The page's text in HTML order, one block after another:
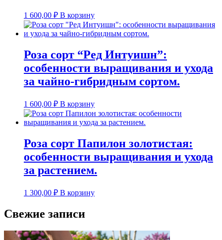
1 600,00 ₽ В корзину
Роза сорт “Ред Интуишн”:
особенности выращивания и ухода
за чайно-гибридным сортом.
1 600,00 ₽ В корзину
Роза сорт Папилон золотистая:
особенности выращивания и ухода
за растением.
1 300,00 ₽ В корзину
Свежие записи